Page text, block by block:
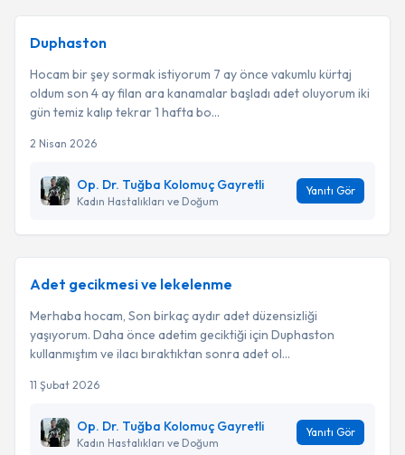
Duphaston
Hocam bir şey sormak istiyorum 7 ay önce vakumlu kürtaj
oldum son 4 ay filan ara kanamalar başladı adet oluyorum iki
gün temiz kalıp tekrar 1 hafta bo...
2 Nisan 2026
Op. Dr. Tuğba Kolomuç Gayretli
Kadın Hastalıkları ve Doğum
Yanıtı Gör
Adet gecikmesi ve lekelenme
Merhaba hocam, Son birkaç aydır adet düzensizliği
yaşıyorum. Daha önce adetim geciktiği için Duphaston
kullanmıştım ve ilacı bıraktıktan sonra adet ol...
11 Şubat 2026
Op. Dr. Tuğba Kolomuç Gayretli
Kadın Hastalıkları ve Doğum
Yanıtı Gör